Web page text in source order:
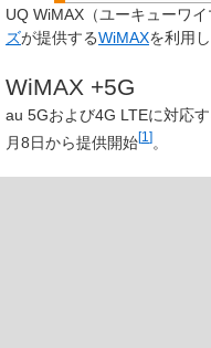
UQ WiMAX （ユーキューワ
ズが提供するWiMAXを利用
WiMAX +5G
au 5Gおよび4G LTEに対応
月8日から提供開始[1 ] 。